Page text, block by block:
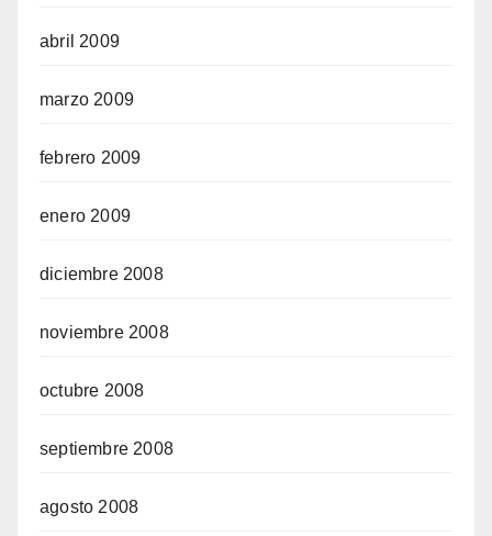
abril 2009
marzo 2009
febrero 2009
enero 2009
diciembre 2008
noviembre 2008
octubre 2008
septiembre 2008
agosto 2008